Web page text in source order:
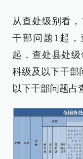
从查处级别看
干部问题1起，
起，查处县处
科级及以下干部
以下干部问题占